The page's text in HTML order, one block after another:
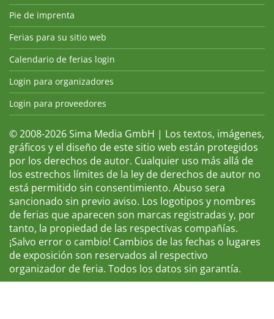
Pie de imprenta
Ferias para su sitio web
Calendario de ferias login
Login para organizadores
Login para proveedores
© 2008-2026 Sima Media GmbH | Los textos, imágenes,
gráficos y el diseño de este sitio web están protegidos
por los derechos de autor. Cualquier uso más allá de
los estrechos límites de la ley de derechos de autor no
está permitido sin consentimiento. Abuso sera
sancionado sin previo aviso. Los logotipos y nombres
de ferias que aparecen son marcas registradas y, por
tanto, la propiedad de las respectivas compañías.
¡Salvo error o cambio! Cambios de las fechas o lugares
de exposición son reservados al respectivo
organizador de feria. Todos los datos sin garantía.